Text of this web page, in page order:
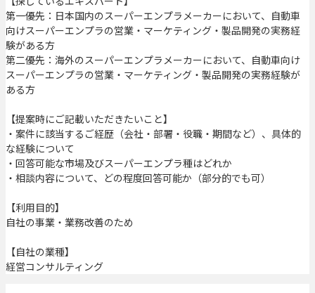
第一優先：日本国内のスーパーエンプラメーカーにおいて、自動車
向けスーパーエンプラの営業・マーケティング・製品開発の実務経
験がある方
第二優先：海外のスーパーエンプラメーカーにおいて、自動車向け
スーパーエンプラの営業・マーケティング・製品開発の実務経験が
ある方
【提案時にご記載いただきたいこと】
・案件に該当するご経歴（会社・部署・役職・期間など）、具体的
な経験について
・回答可能な市場及びスーパーエンプラ種はどれか
・相談内容について、どの程度回答可能か（部分的でも可）
【利用目的】
自社の事業・業務改善のため
【自社の業種】
経営コンサルティング